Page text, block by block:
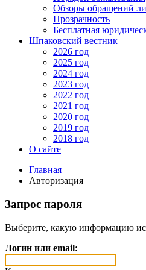
Обзоры обращений
Прозрачность
Бесплатная
Шпаковский вестник
2026 год
2025 год
2024 год
2023 год
2022 год
2021 год
2020 год
2019 год
2018 год
О сайте
Главная
Авторизация
Запрос пароля
Выберите, какую информацию
Логин или email: